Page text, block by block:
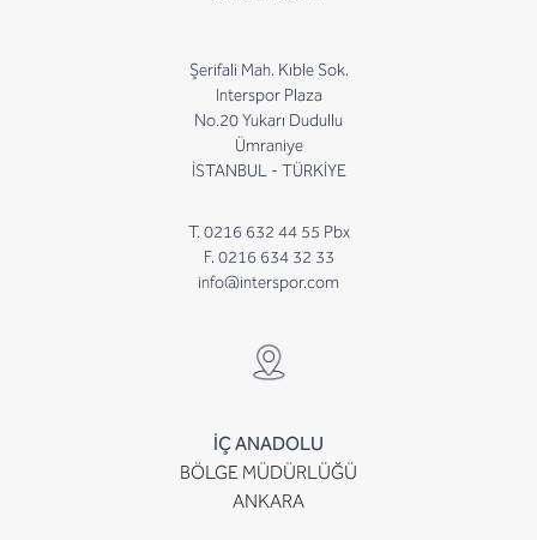
Şerifali Mah. Kıble Sok.
Interspor Plaza
No.20 Yukarı Dudullu
Ümraniye
İSTANBUL - TÜRKİYE
T. 0216 632 44 55 Pbx
F. 0216 634 32 33
info@interspor.com
İÇ ANADOLU
BÖLGE MÜDÜRLÜĞÜ
ANKARA